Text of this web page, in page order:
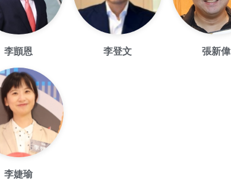
李顗恩 李登文 張新偉
李婕瑜